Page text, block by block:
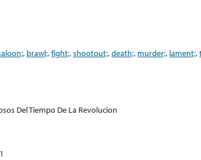
, brawl;,fight;,shootout;,death;, murder;, lament;,
Del Tiempo De La Revolucion